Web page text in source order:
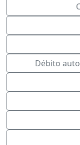
Débito